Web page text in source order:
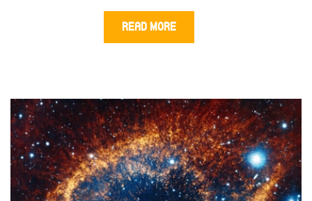
READ MORE